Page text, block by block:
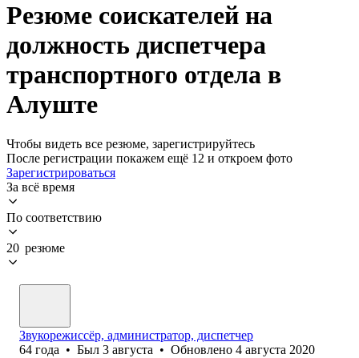
Резюме соискателей на
должность диспетчера
транспортного отдела в
Алуште
Чтобы видеть все резюме, зарегистрируйтесь
После регистрации покажем ещё 12 и откроем фото
Зарегистрироваться
За всё время
По соответствию
20 резюме
Звукорежиссёр, администратор, диспетчер
64 года • Был 3 августа • Обновлено 4 августа 2020